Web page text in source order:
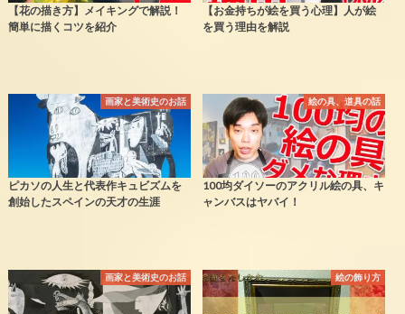
【花の描き方】メイキングで解説！
簡単に描くコツを紹介
【お金持ちが絵を買う心理】人が絵
を買う理由を解説
画家と美術史のお話
ピカソの人生と代表作キュビズムを
創始したスペインの天才の生涯
絵の具、道具の話
100均ダイソーのアクリル絵の具、キ
ャンバスはヤバイ！
画家と美術史のお話 絵の飾り方